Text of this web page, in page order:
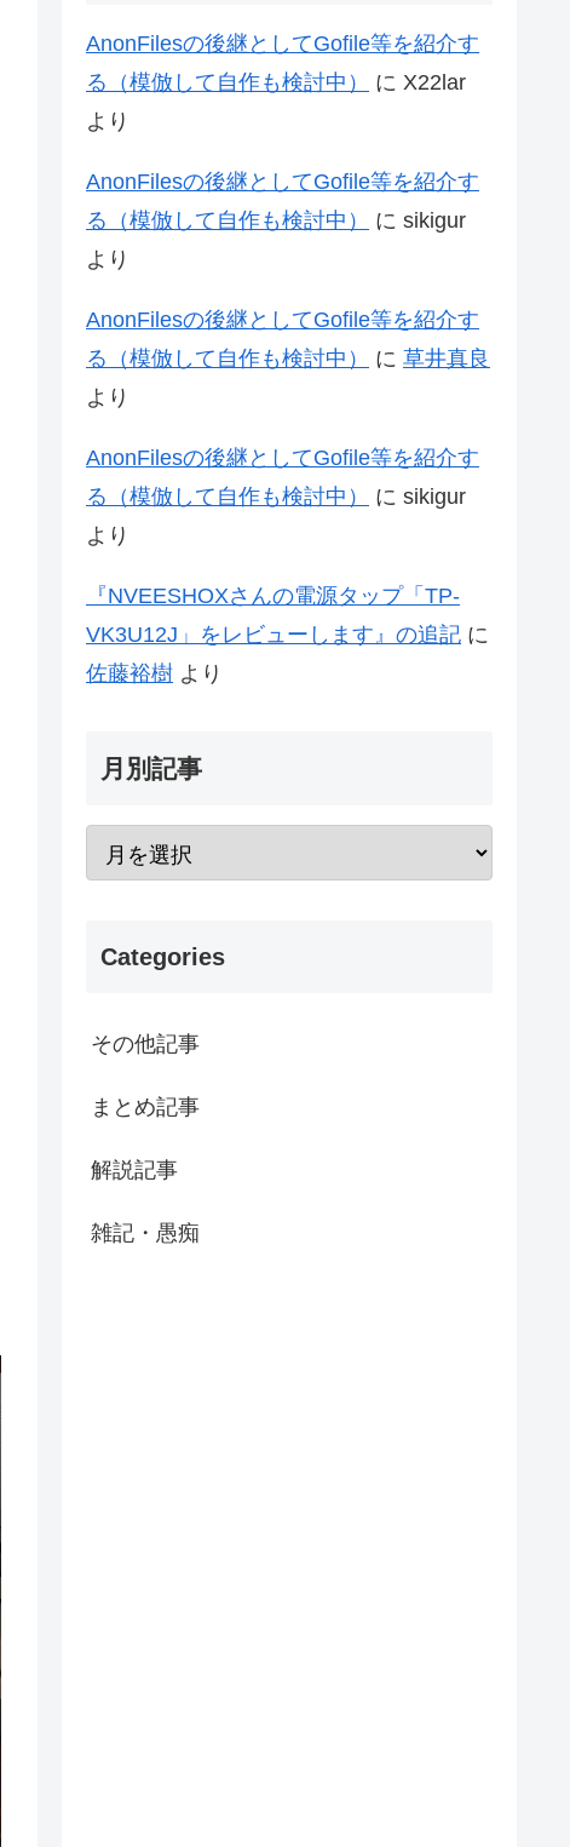
AnonFilesの後継としてGofile等を紹介す
る（模倣して自作も検討中）
に X22lar
より
AnonFilesの後継としてGofile等を紹介す
る（模倣して自作も検討中）
に sikigur
より
AnonFilesの後継としてGofile等を紹介す
る（模倣して自作も検討中）
に 草井真良
より
AnonFilesの後継としてGofile等を紹介す
る（模倣して自作も検討中）
に sikigur
より
『NVEESHOXさんの電源タップ「‎TP-
VK3U12J」をレビューします』の追記 に
佐藤裕樹 より
月別記事
Categories
その他記事
まとめ記事
解説記事
雑記・愚痴